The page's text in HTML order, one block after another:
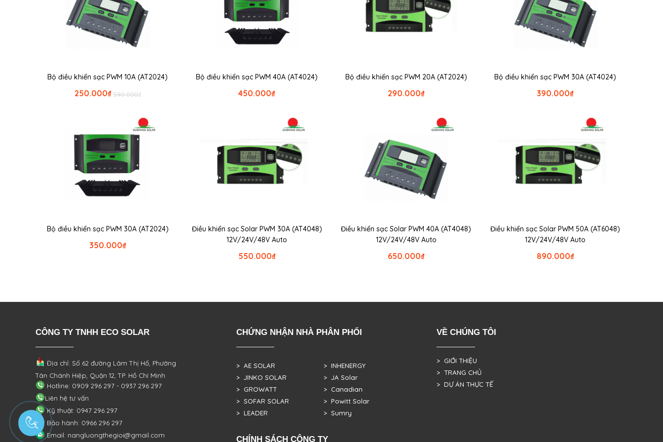
Bộ điều khiển sạc PWM 10A (AT2024)
₫
590.000
₫
250.000
Bộ điều khiển sạc PWM 40A (AT4024)
₫
450.000
Bộ điều khiển sạc PWM 20A (AT2024)
₫
290.000
Bộ điều khiển sạc PWM 30A (AT4024)
₫
390.000
Bộ điều khiển sạc PWM 30A (AT2024)
₫
350.000
Điều khiển sạc Solar PWM 30A (AT4048)
12V/24V/48V Auto
₫
550.000
Điều khiển sạc Solar PWM 40A (AT4048)
12V/24V/48V Auto
₫
650.000
Điều khiển sạc Solar PWM 50A (AT6048)
12V/24V/48V Auto
₫
890.000
CÔNG TY TNHH ECO SOLAR
Địa chỉ: Số 62 đường Lâm Thị Hố, Phường
Tân Chánh Hiệp, Quận 12, TP. Hồ Chí Minh
Hotline: 0909 296 297 - 0937 296 297
Liên hệ tư vấn
Kỹ thuật: 0947 296 297
Bảo hành: 0966 296 297
Email: nangluongthegioi@gmail.com
CHỨNG NHẬN NHÀ PHÂN PHỐI
> AE SOLAR
> JINKO SOLAR
> GROWATT
> SOFAR SOLAR
> LEADER
> INHENERGY
> JA Solar
> Canadian
> Powitt Solar
> Sumry
CHÍNH SÁCH CÔNG TY
VỀ CHÚNG TÔI
> GIỚI THIỆU
> TRANG CHỦ
> DỰ ÁN THỰC TẾ